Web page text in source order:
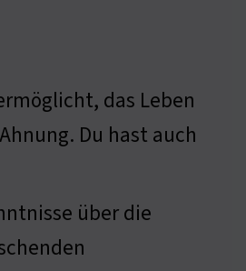
das Leben
Du hast auch
über die